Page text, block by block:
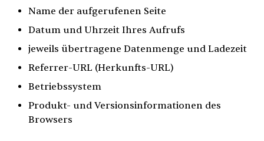
Name der aufgerufenen Seite
Datum und Uhrzeit Ihres Aufrufs
jeweils übertragene Datenmenge und Ladezeit
Referrer-URL (Herkunfts-URL)
Betriebssystem
Produkt- und Versionsinformationen des
Browsers